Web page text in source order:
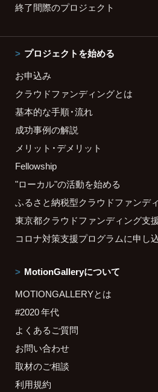
終了間際のプロジェクト
プロジェクトを始める
お申込み
クラウドファンディングとは
基本的な手順・流れ
成功事例の解説
メリット・デメリット
Fellowship
"ローカル"の活動を始める
ふるさと納税型クラウドファンデ
東京都クラウドファンディング支
コロナ対策支援プログラムに申し
MotionGalleryについて
MOTIONGALLERYとは
#2020 年代
よくあるご質問
お問い合わせ
取材のご相談
利用規約